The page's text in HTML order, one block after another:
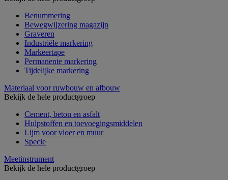
Benummering
Bewegwijzering magazijn
Graveren
Industriële markering
Markeertape
Permanente markering
Tijdelijke markering
Materiaal voor ruwbouw en afbouw
Bekijk de hele productgroep
Cement, beton en asfalt
Hulpstoffen en toevoegingsmiddelen
Lijm voor vloer en muur
Specie
Meetinstrument
Bekijk de hele productgroep